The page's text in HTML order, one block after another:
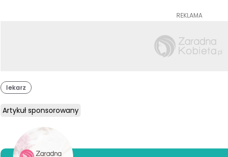
REKLAMA
lekarz
Artykuł sponsorowany